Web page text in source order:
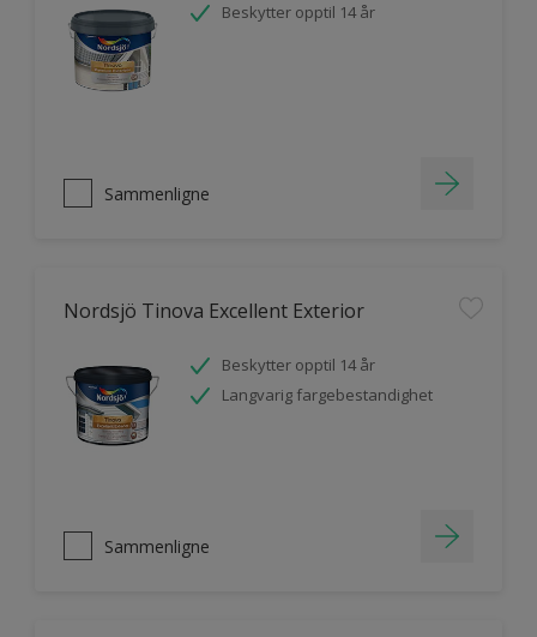
Beskytter opptil 14 år
Sammenligne
Nordsjö Tinova Excellent Exterior
Beskytter opptil 14 år
Langvarig fargebestandighet
Sammenligne